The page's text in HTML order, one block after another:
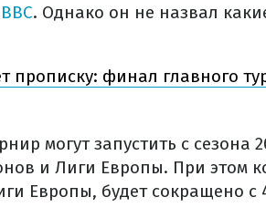
BBC. Однако он не назвал
прописку: финал главного
могут запустить с сезона
и Лиги Европы. При этом
Европы, будет сокращено с